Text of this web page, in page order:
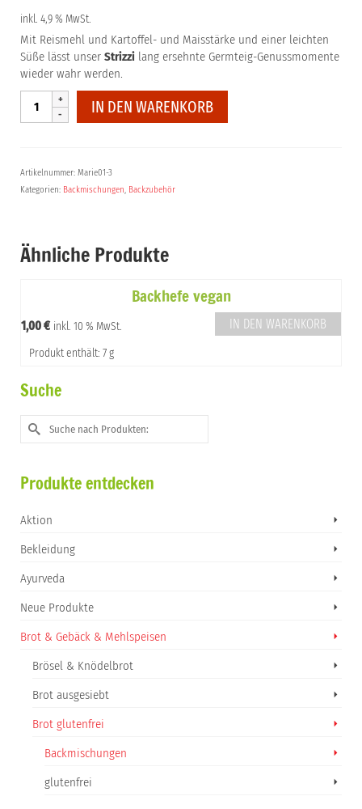
inkl. 4,9 % MwSt.
Mit Reismehl und Kartoffel- und Maisstärke und einer leichten
Süße lässt unser Strizzi lang ersehnte Germteig-Genussmomente
wieder wahr werden.
Striezel
Menge
IN DEN WARENKORB
Artikelnummer: Marie01-3
Kategorien: Backmischungen, Backzubehör
Ähnliche Produkte
Backhefe vegan
1,00€ inkl. 10 % MwSt.
Produkt enthält: 7 g
IN DEN WARENKORB
Suche
Suche
nach:
Produkte entdecken
Aktion
Bekleidung
Ayurveda
Neue Produkte
Brot & Gebäck & Mehlspeisen
Brösel & Knödelbrot
Brot ausgesiebt
Brot glutenfrei
Backmischungen
glutenfrei